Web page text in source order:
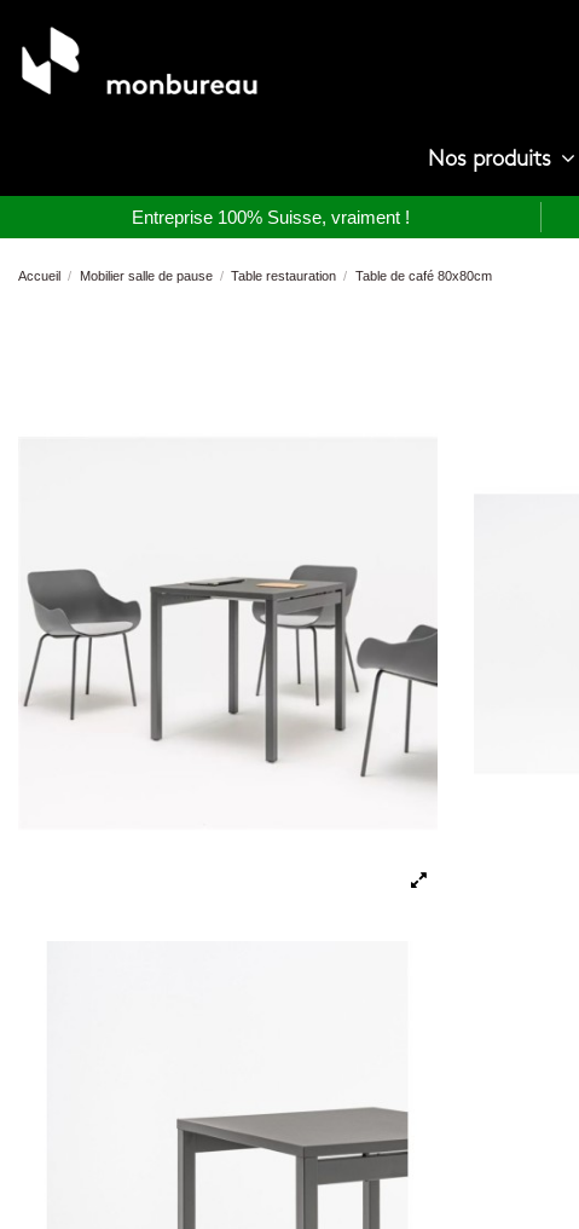
Nos produits
Entreprise 100% Suisse, vraiment !
Accueil Mobilier salle de pause Table restauration Table de café 80x80cm